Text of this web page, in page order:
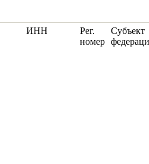
ИНН
Рег.
номер
Субъект